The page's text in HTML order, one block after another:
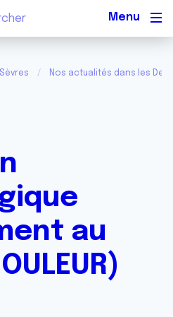
Nos actualités dans les
au